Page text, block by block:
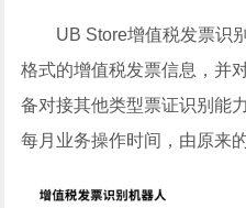
UB Store增值税发票识别
格式的增值税发票信息，并
备对接其他类型票证识别能
每月业务操作时间，由原来